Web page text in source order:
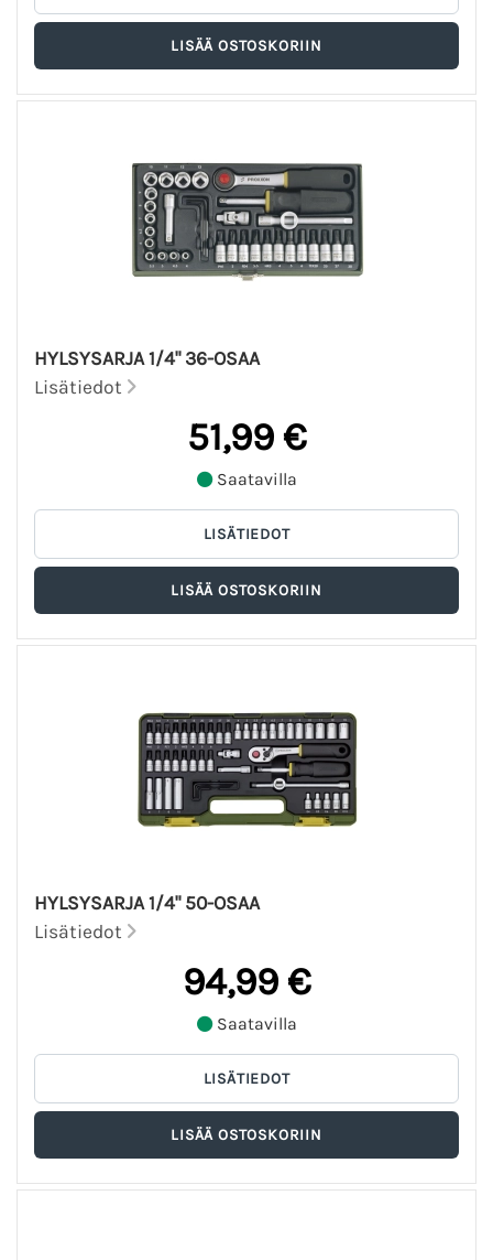
HYLSYSARJA 1/4" 36-OSAA
Lisätiedot
51,99 €
Saatavilla
HYLSYSARJA 1/4" 50-OSAA
Lisätiedot
94,99 €
Saatavilla